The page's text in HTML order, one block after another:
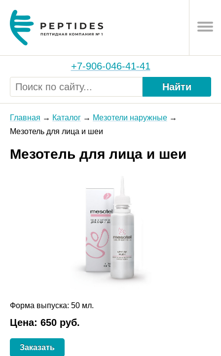
+7-906-046-41-41
Найти
Главная Каталог
Мезотели наружные
Мезотель для лица и шеи
Мезотель для лица и шеи
Форма выпуска: 50 мл.
Цена: 650 руб.
Заказать